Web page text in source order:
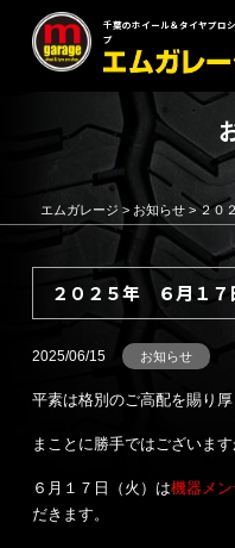
千葉のホイール＆タイヤプロ
プ
エムガレージ > お知らせ >２０
２０２５年 ６月１７
2025/06/15 お知らせ
平素は格別のご高配を賜り厚
まことに勝手ではございま
６月１７日（火）は機器メ
だきます。